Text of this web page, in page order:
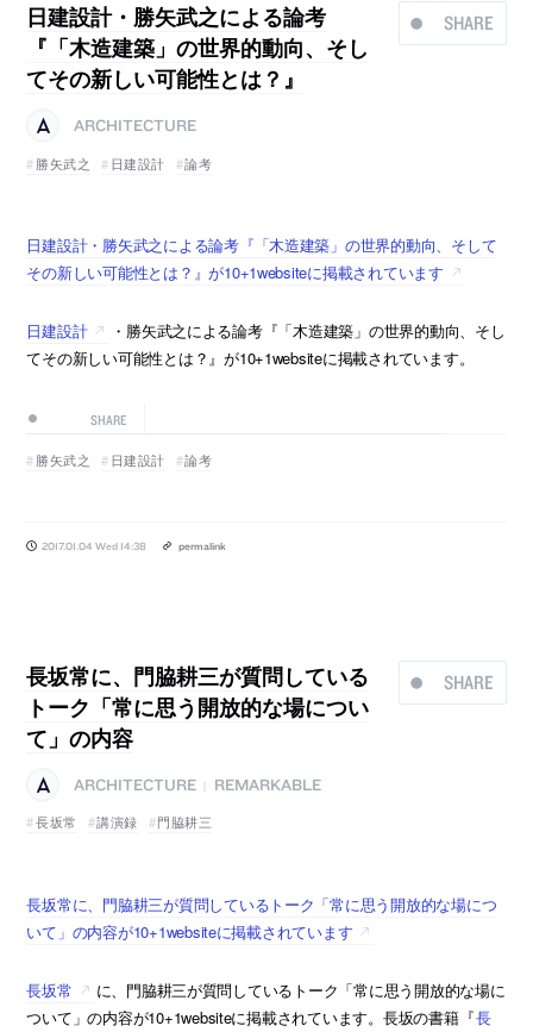
SHARE
日建設計・勝矢武之による論考
『「木造建築」の世界的動向、そし
てその新しい可能性とは？』
ARCHITECTURE
勝矢武之
日建設計 論考
日建設計・勝矢武之による論考『「木造建築」の世界的動向、そして
その新しい可能性とは？』が10+1websiteに掲載されています
日建設計
・勝矢武之による論考『「木造建築」の世界的動向、そし
てその新しい可能性とは？』が10+1websiteに掲載されています。
SHARE
勝矢武之 日建設計 論考
2017.01.04 Wed 14:38 permalink
SHARE
長坂常に、門脇耕三が質問している
トーク「常に思う開放的な場につい
て」の内容
ARCHITECTURE
REMARKABLE
長坂常
講演録 門脇耕三
長坂常に、門脇耕三が質問しているトーク「常に思う開放的な場につ
いて」の内容が10+1websiteに掲載されています
長坂常
に、門脇耕三が質問しているトーク「常に思う開放的な場に
ついて」の内容が10+1websiteに掲載されています。長坂の書籍『長